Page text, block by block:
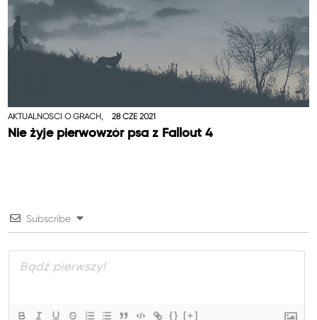
AKTUALNOŚCI O GRACH, 28 CZE 2021
Nie żyje pierwowzór psa z Fallout 4
Subscribe
{} [+]